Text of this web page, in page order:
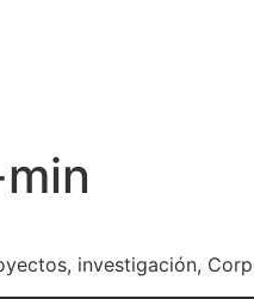
investigación,